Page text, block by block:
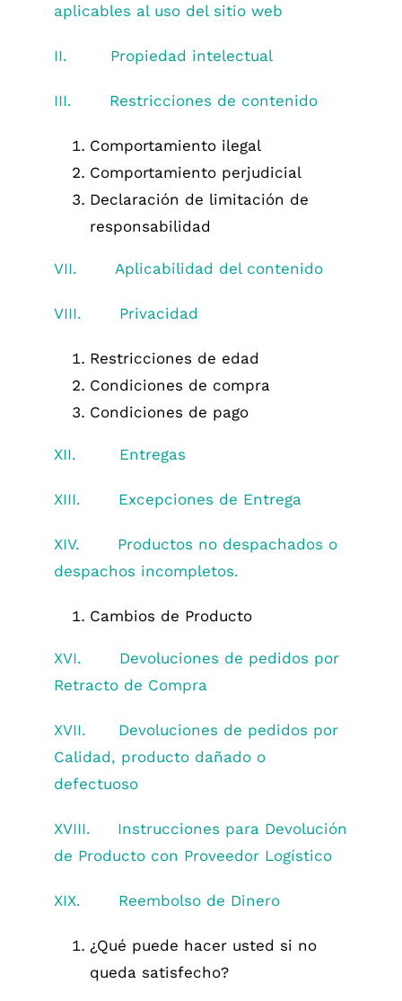
aplicables al uso del sitio web
II. Propiedad intelectual
III. Restricciones de contenido
Comportamiento ilegal
Comportamiento perjudicial
Declaración de limitación de
responsabilidad
VII. Aplicabilidad del contenido
VIII. Privacidad
Restricciones de edad
Condiciones de compra
Condiciones de pago
XII. Entregas
XIII. Excepciones de Entrega
XIV. Productos no despachados o
despachos incompletos.
Cambios de Producto
XVI. Devoluciones de pedidos por
Retracto de Compra
XVII. Devoluciones de pedidos por
Calidad, producto dañado o
defectuoso
XVIII. Instrucciones para Devolución
de Producto con Proveedor Logístico
XIX. Reembolso de Dinero
¿Qué puede hacer usted si no
queda satisfecho?